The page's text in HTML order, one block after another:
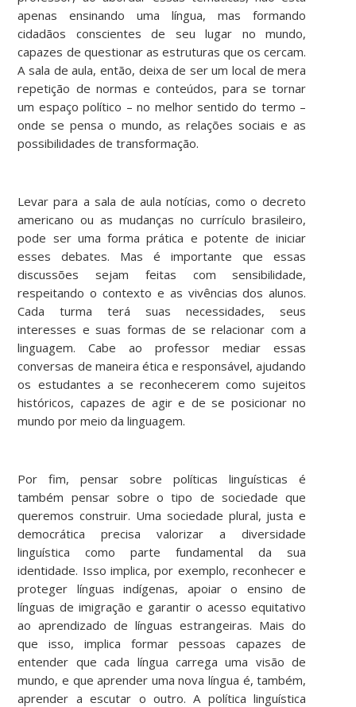
apenas ensinando uma língua, mas formando
cidadãos conscientes de seu lugar no mundo,
capazes de questionar as estruturas que os cercam.
A sala de aula, então, deixa de ser um local de mera
repetição de normas e conteúdos, para se tornar
um espaço político – no melhor sentido do termo –
onde se pensa o mundo, as relações sociais e as
possibilidades de transformação.
Levar para a sala de aula notícias, como o decreto
americano ou as mudanças no currículo brasileiro,
pode ser uma forma prática e potente de iniciar
esses debates. Mas é importante que essas
discussões sejam feitas com sensibilidade,
respeitando o contexto e as vivências dos alunos.
Cada turma terá suas necessidades, seus
interesses e suas formas de se relacionar com a
linguagem. Cabe ao professor mediar essas
conversas de maneira ética e responsável, ajudando
os estudantes a se reconhecerem como sujeitos
históricos, capazes de agir e de se posicionar no
mundo por meio da linguagem.
Por fim, pensar sobre políticas linguísticas é
também pensar sobre o tipo de sociedade que
queremos construir. Uma sociedade plural, justa e
democrática precisa valorizar a diversidade
linguística como parte fundamental da sua
identidade. Isso implica, por exemplo, reconhecer e
proteger línguas indígenas, apoiar o ensino de
línguas de imigração e garantir o acesso equitativo
ao aprendizado de línguas estrangeiras. Mais do
que isso, implica formar pessoas capazes de
entender que cada língua carrega uma visão de
mundo, e que aprender uma nova língua é, também,
aprender a escutar o outro. A política linguística